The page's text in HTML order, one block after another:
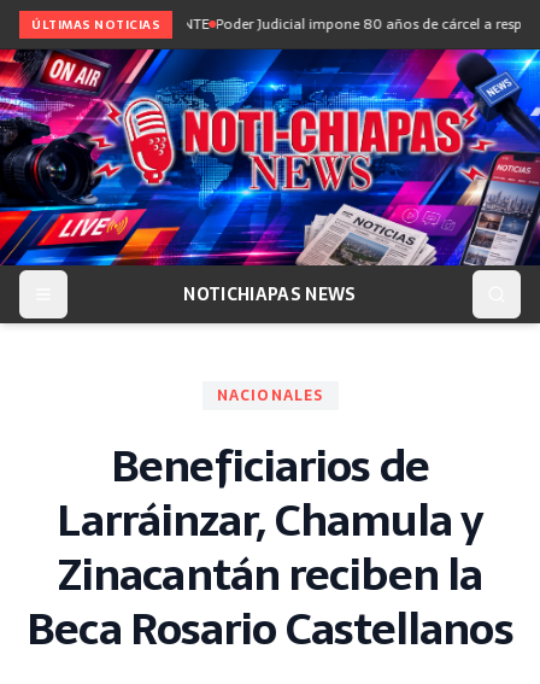
ÚLTIMAS NOTICIAS
7 del SNTE-CNTE Poder Judicial impone 80 años de cárcel a responsables
NOTICHIAPAS NEWS
NACIONALES
Beneficiarios de
Larráinzar, Chamula y
Zinacantán reciben la
Beca Rosario Castellanos